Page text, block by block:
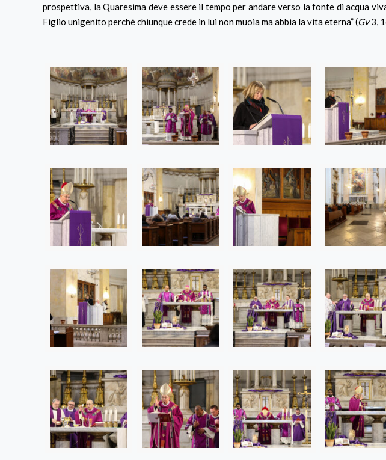
prospettiva, la Quaresima deve essere il tempo per andare verso la fonte di acqua
Figlio unigenito perché chiunque crede in lui non muoia ma abbia la vita eterna” (Gv3,